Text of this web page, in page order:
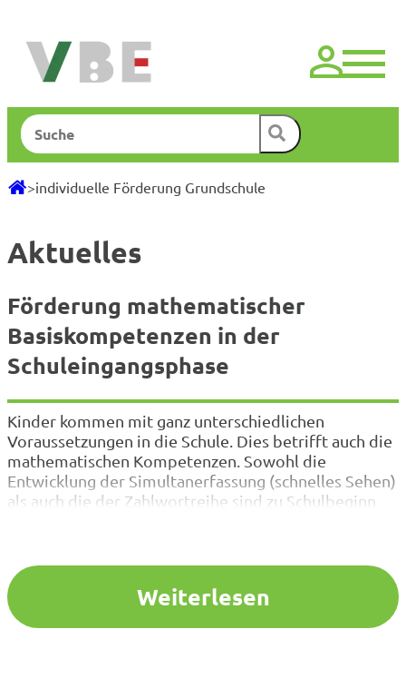
springen
Suchen
>individuelle Förderung Grundschule
Aktuelles
Förderung mathematischer
Basiskompetenzen in der
Schuleingangsphase
Kinder kommen mit ganz unterschiedlichen
Voraussetzungen in die Schule. Dies betrifft auch die
mathematischen Kompetenzen. Sowohl die
Entwicklung der Simultanerfassung (schnelles Sehen)
als auch die der Zahlwortreihe sind zu Schulbeginn
Herausforderungen. Mit diesem Seminar wollen
wir…
Weiterlesen